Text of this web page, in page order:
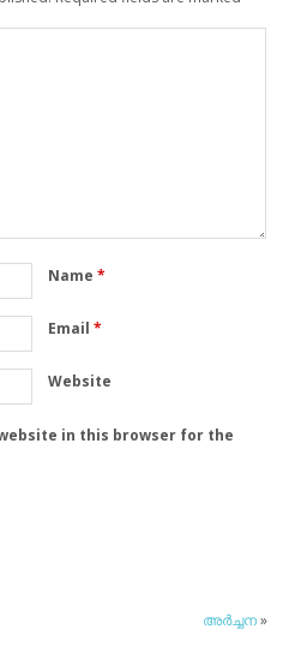
Name *
Email *
Website
in this browser for the
അര്‍ച്ചന»